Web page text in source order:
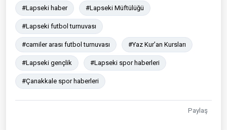
#Lapseki haber #Lapseki Müftülüğü
#Lapseki futbol turnuvası
#camiler arası futbol turnuvası #Yaz Kur’an Kursları
#Lapseki gençlik #Lapseki spor haberleri
#Çanakkale spor haberleri
Paylaş